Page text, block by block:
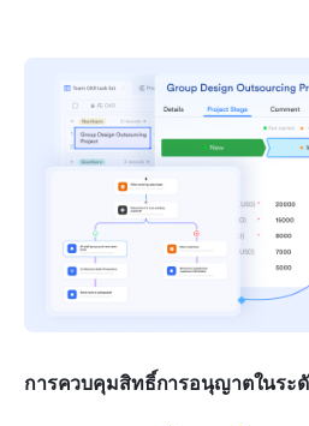
การควบคุมสิทธิ์การอนุญาตในระ